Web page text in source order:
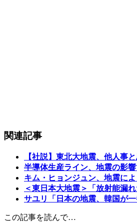
関連記事
【社説】東北大地震、他人事
半導体生産ライン、地震の影
キム・ヒョンジュン、地震に
＜東日本大地震＞「放射能漏
サユリ「日本の地震、韓国が
この記事を読んで…